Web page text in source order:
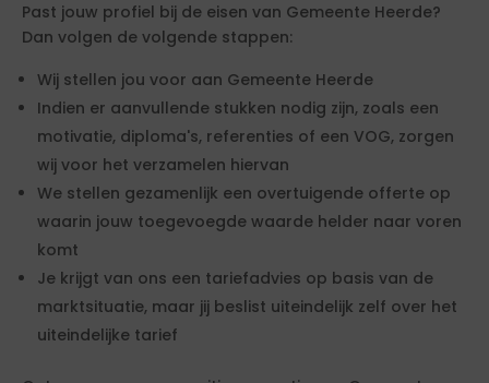
Past jouw profiel bij de eisen van Gemeente Heerde?
Dan volgen de volgende stappen:
Wij stellen jou voor aan Gemeente Heerde
Indien er aanvullende stukken nodig zijn, zoals een
motivatie, diploma's, referenties of een VOG, zorgen
wij voor het verzamelen hiervan
We stellen gezamenlijk een overtuigende offerte op
waarin jouw toegevoegde waarde helder naar voren
komt
Je krijgt van ons een tariefadvies op basis van de
marktsituatie, maar jij beslist uiteindelijk zelf over het
uiteindelijke tarief